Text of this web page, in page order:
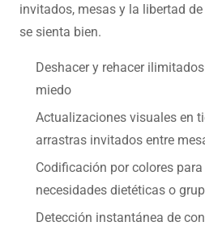
invitados, mesas y la libertad
se sienta bien.
Deshacer y rehacer
miedo
Actualizaciones visuales en
arrastras invitados entre
Codificación por colores para
necesidades dietéticas o
Detección instantánea de